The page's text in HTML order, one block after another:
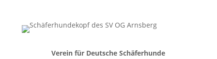
Verein für Deutsche Schäferhunde